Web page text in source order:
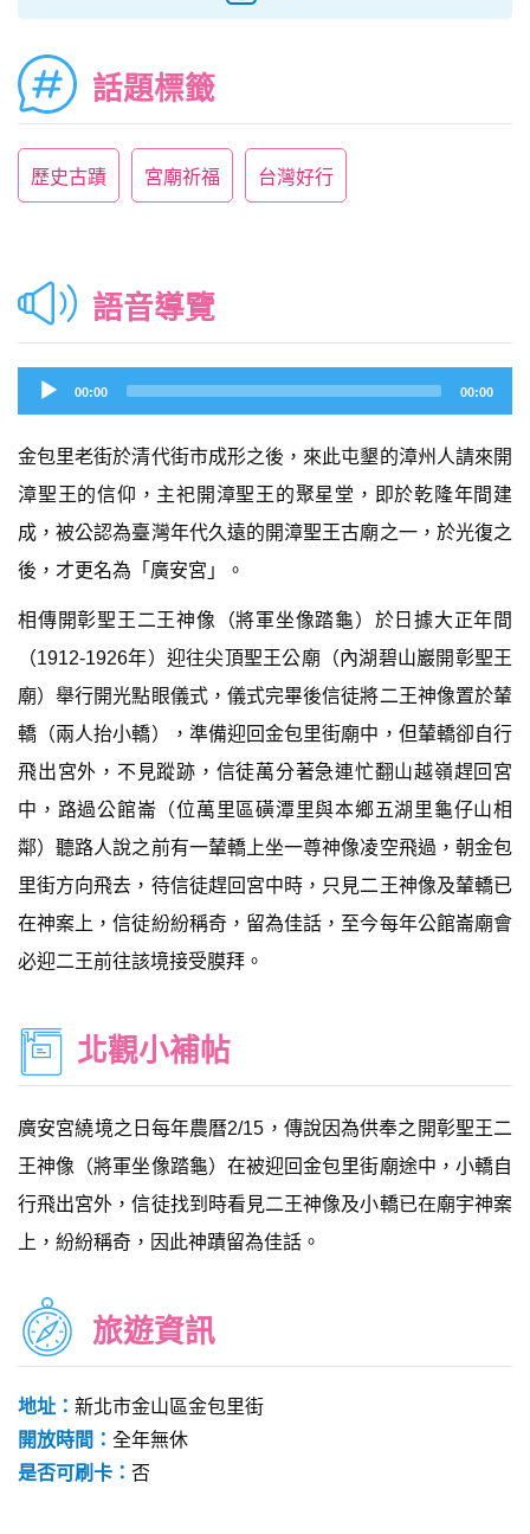
話題標籤
歷史古蹟 宮廟祈福 台灣好行
語音導覽
Audio
Player
00:00 00:00
金包里老街於清代街市成形之後，來此屯墾的漳州人請來開
漳聖王的信仰，主祀開漳聖王的聚星堂，即於乾隆年間建
成，被公認為臺灣年代久遠的開漳聖王古廟之一，於光復之
後，才更名為「廣安宮」。
相傳開彰聖王二王神像（將軍坐像踏龜）於日據大正年間
（1912-1926年）迎往尖頂聖王公廟（內湖碧山巖開彰聖王
廟）舉行開光點眼儀式，儀式完畢後信徒將二王神像置於輦
轎（兩人抬小轎），準備迎回金包里街廟中，但輦轎卻自行
飛出宮外，不見蹤跡，信徒萬分著急連忙翻山越嶺趕回宮
中，路過公館崙（位萬里區磺潭里與本鄉五湖里龜仔山相
鄰）聽路人說之前有一輦轎上坐一尊神像凌空飛過，朝金包
里街方向飛去，待信徒趕回宮中時，只見二王神像及輦轎已
在神案上，信徒紛紛稱奇，留為佳話，至今每年公館崙廟會
必迎二王前往該境接受膜拜。
北觀小補帖
廣安宮繞境之日每年農曆2/15，傳說因為供奉之開彰聖王二
王神像（將軍坐像踏龜）在被迎回金包里街廟途中，小轎自
行飛出宮外，信徒找到時看見二王神像及小轎已在廟宇神案
上，紛紛稱奇，因此神蹟留為佳話。
旅遊資訊
地址： 新北市金山區金包里街
開放時間： 全年無休
是否可刷卡： 否